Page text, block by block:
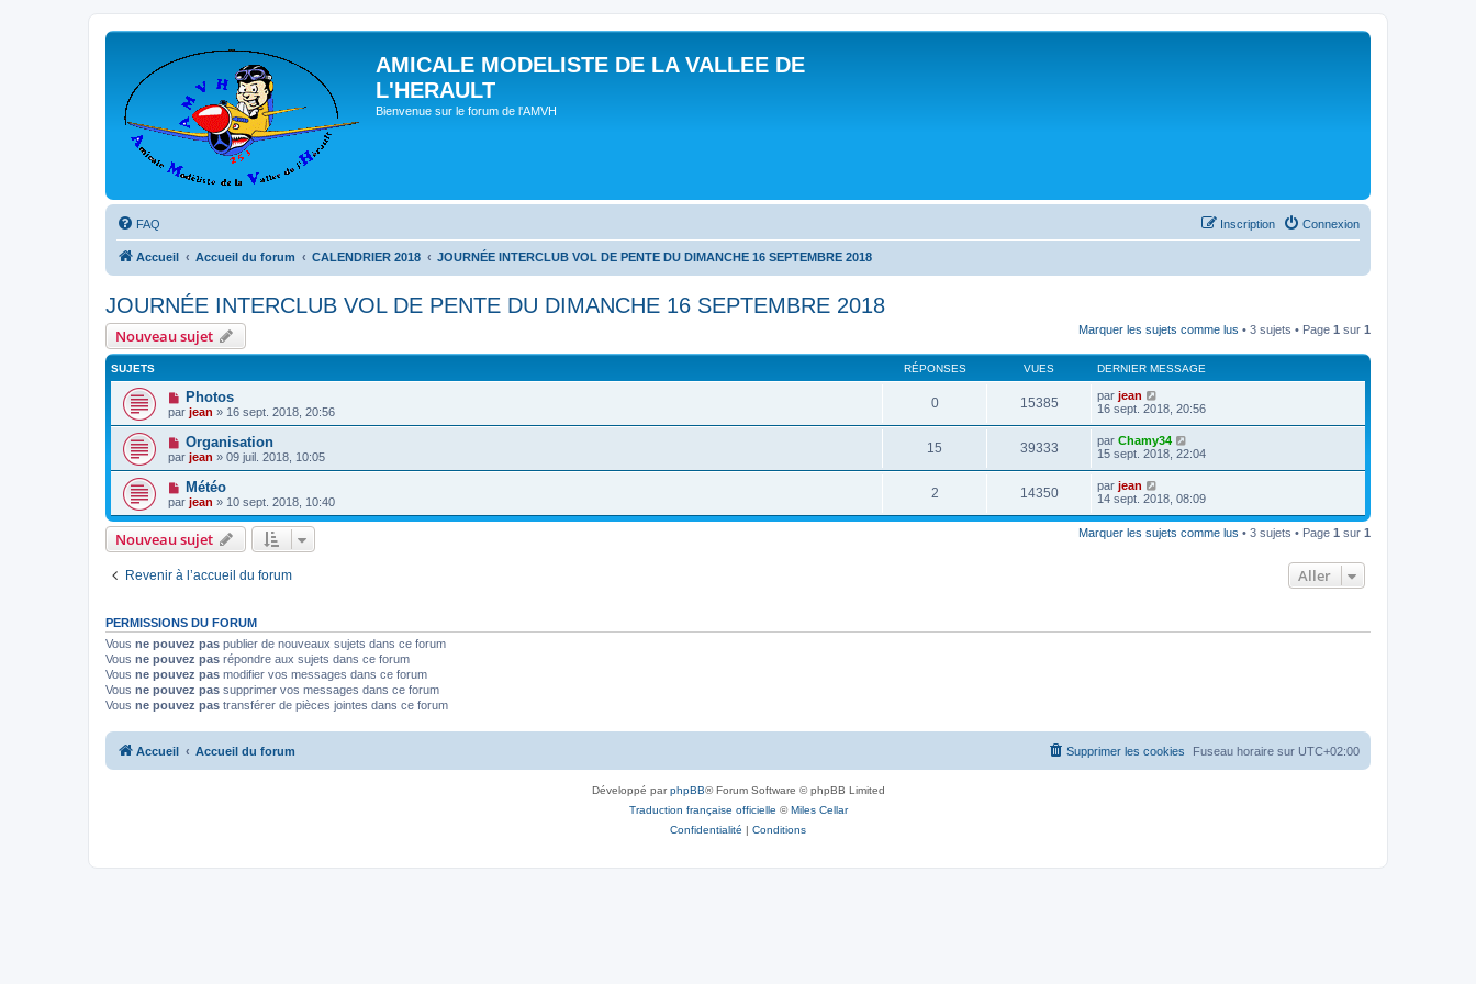
AMICALE MODELISTE DE LA VALLEE DE
L'HERAULT
Bienvenue sur le forum de l'AMVH
FAQ Connexion
Inscription
Accueil Accueil du forum CALENDRIER 2018 JOURNÉE INTERCLUB VOL DE PENTE DU DIMANCHE 16 SEPTEMBRE 2018
JOURNÉE INTERCLUB VOL DE PENTE DU DIMANCHE 16 SEPTEMBRE 2018
Nouveau sujet Marquer les sujets comme lus • 3 sujets • Page 1 sur 1
SUJETS RÉPONSES VUES DERNIER MESSAGE
Photos
par jean » 16 sept. 2018, 20:56
0 15385 par jean
16 sept. 2018, 20:56
Organisation
par jean » 09 juil. 2018, 10:05
15 39333 par Chamy34
15 sept. 2018, 22:04
Météo
par jean » 10 sept. 2018, 10:40
2 14350 par jean
14 sept. 2018, 08:09
Nouveau sujet Marquer les sujets comme lus • 3 sujets • Page 1 sur 1
Revenir à l’accueil du forum Aller
PERMISSIONS DU FORUM
Vous ne pouvez pas publier de nouveaux sujets dans ce forum
Vous ne pouvez pas répondre aux sujets dans ce forum
Vous ne pouvez pas modifier vos messages dans ce forum
Vous ne pouvez pas supprimer vos messages dans ce forum
Vous ne pouvez pas transférer de pièces jointes dans ce forum
Accueil Accueil du forum Fuseau horaire sur UTC+02:00
Supprimer les cookies
Développé parphpBB® Forum Software © phpBB Limited
Traduction française officielle ©Miles Cellar
Confidentialité | Conditions